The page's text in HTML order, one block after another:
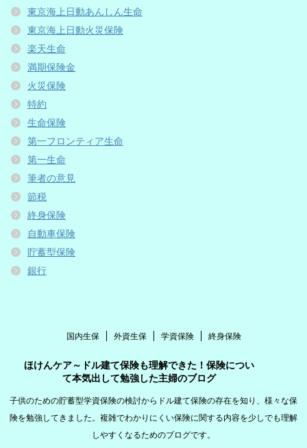
東京海上日動あんしん生命
東京海上日動火災保険
楽天生命
満期保険金
火災保険
特約
生命保険
第一フロンティア生命
第一生命
筆者の意見
節税
終身保険
自動車保険
貯蓄型保険
銀行
国内生保 外資生保 学資保険 終身保険
ほけんケア～ドル建て保険も理解できた！保険につい
て本気出して勉強した主婦のブログ
子供のための貯蓄型学資保険の検討からドル建て保険の存在を知り、様々な保
険を勉強してきました。複雑でわかりにくい保険に関する内容を少しでも理解
しやすくなるためのブログです。